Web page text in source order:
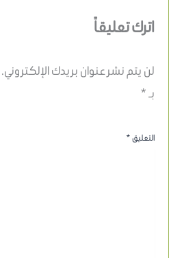
اترك تعليقاً
لن يتم نشر عنوان بريدك الإلكتروني.
بـ*
التعليق*